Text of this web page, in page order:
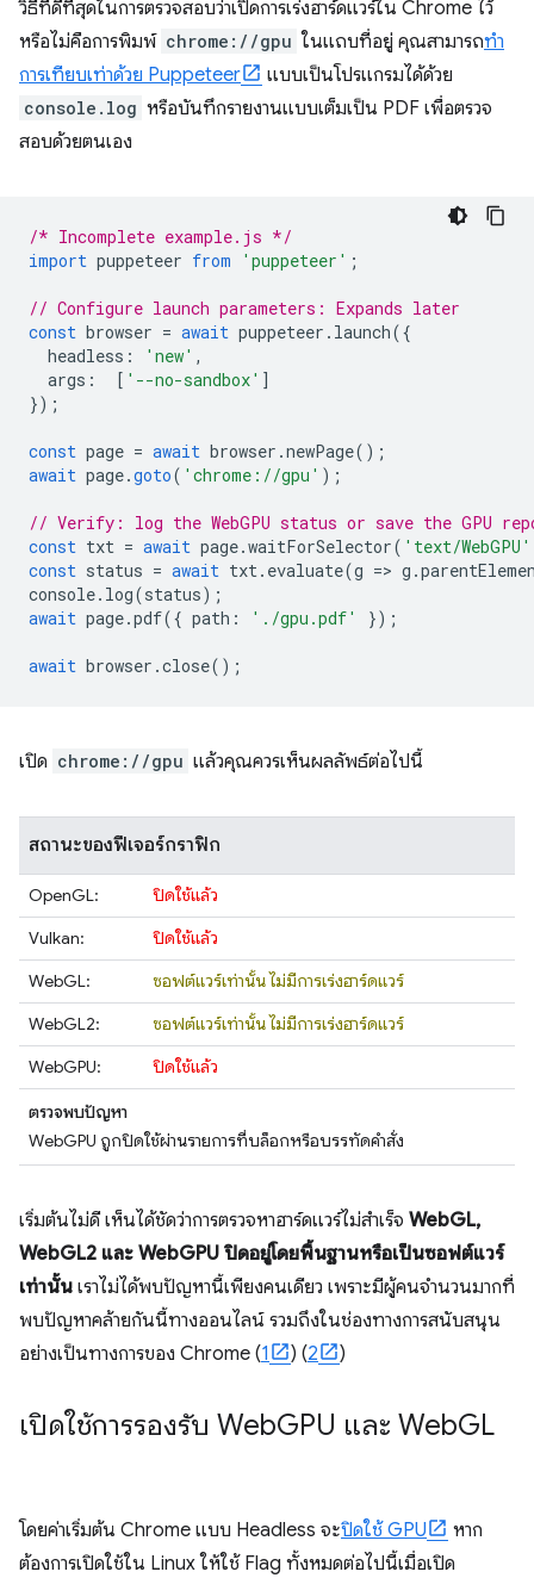
วิธีที่ดีที่สุดในการตรวจสอบว่าเปิดการเร่งฮาร์ดแวร์ใน Chrome ไว้
หรือไม่คือการพิมพ์ chrome://gpu ในแถบที่อยู่ คุณสามารถทํา
การเทียบเท่าด้วย Puppeteer
แบบเป็นโปรแกรมได้ด้วย
console.log หรือบันทึกรายงานแบบเต็มเป็น PDF เพื่อตรวจ
สอบด้วยตนเอง
/* Incomplete example.js */
import puppeteer from 'puppeteer' ;
// Configure launch parameters: Expands later
const browser = await puppeteer . launch({
headless : 'new' ,
args : [ '--no-sandbox' ]
});
const page = await browser .newPage();
await page.goto( 'chrome://gpu' );
// Verify: log the WebGPU status or save the GPU
const txt = await page.waitForSelector( 'text/WebGPU'
const status = await txt. evaluate(g => g .
console. log(status);
await page.pdf({ path : './gpu.pdf' });
await browser .close();
เปิด chrome://gpu แล้วคุณควรเห็นผลลัพธ์ต่อไปนี้
สถานะของฟีเจอร์กราฟิก
OpenGL:
ปิดใช้แล้ว
Vulkan:
ปิดใช้แล้ว
WebGL:
ซอฟต์แวร์เท่านั้น ไม่มีการเร่งฮาร์ดแวร์
WebGL2:
ซอฟต์แวร์เท่านั้น ไม่มีการเร่งฮาร์ดแวร์
WebGPU:
ปิดใช้แล้ว
ตรวจพบปัญหา
WebGPU ถูกปิดใช้ผ่านรายการที่บล็อกหรือบรรทัดคำสั่ง
เริ่มต้นไม่ดี เห็นได้ชัดว่าการตรวจหาฮาร์ดแวร์ไม่สำเร็จ WebGL,
WebGL2 และ WebGPU ปิดอยู่โดยพื้นฐานหรือเป็นซอฟต์แวร์
เท่านั้น เราไม่ได้พบปัญหานี้เพียงคนเดียว เพราะมีผู้คนจำนวนมากที่
พบปัญหาคล้ายกันนี้ทางออนไลน์ รวมถึงในช่องทางการสนับสนุน
อย่างเป็นทางการของ Chrome (1 ) (2 )
เปิดใช้การรองรับ WebGPU และ WebGL
โดยค่าเริ่มต้น Chrome แบบ Headless จะปิดใช้ GPU
หาก
ต้องการเปิดใช้ใน Linux ให้ใช้ Flag ทั้งหมดต่อไปนี้เมื่อเปิด